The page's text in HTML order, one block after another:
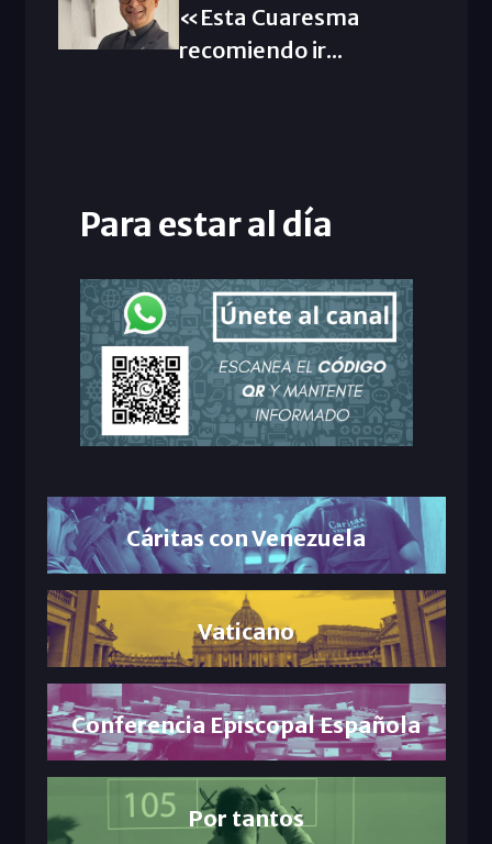
«Esta Cuaresma
recomiendo ir...
Para estar al día
Cáritas con Venezuela
Vaticano
Conferencia Episcopal Española
Por tantos